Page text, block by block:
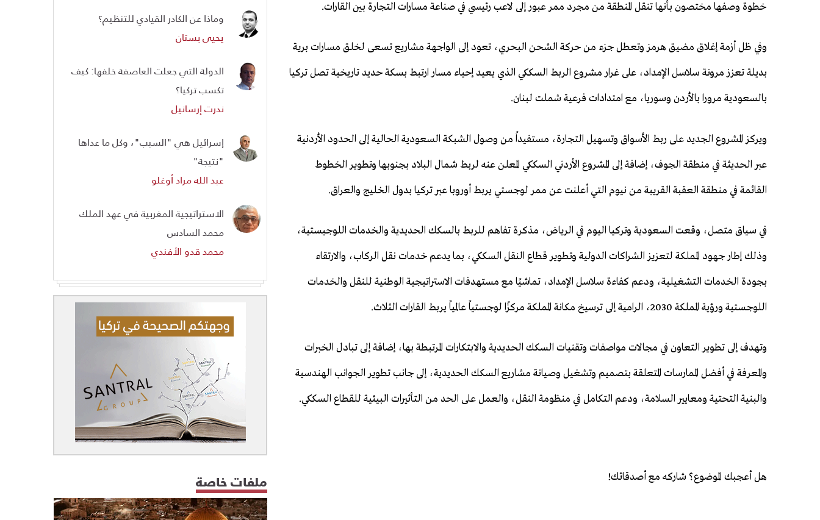
خطوة وصفها مختصون بأنها تنقل المنطقة من مجرد ممر عبور إلى لاعب رئيسي في صناعة مسارات التجارة بين القارات.
وفي ظل أزمة إغلاق مضيق هرمز وتعطل جزء من حركة الشحن البحري، تعود إلى الواجهة مشاريع تسعى لخلق مسارات برية
بديلة تعزز مرونة سلاسل الإمداد، على غرار مشروع الربط السككي الذي يعيد إحياء مسار ارتبط بسكة حديد تاريخية تصل تركيا
بالسعودية مرورا بالأردن وسوريا، مع امتدادات فرعية شملت لبنان.
ويركز المشروع الجديد على ربط الأسواق وتسهيل التجارة، مستفيداً من وصول الشبكة السعودية الحالية إلى الحدود الأردنية
عبر الحديثة في منطقة الجوف، إضافة إلى المشروع الأردني السككي المعلن عنه لربط شمال البلاد بجنوبها وتطوير الخطوط
القائمة في منطقة العقبة القريبة من نيوم التي أعلنت عن ممر لوجستي يربط أوروبا عبر تركيا بدول الخليج والعراق.
في سياق متصل، وقعت السعودية وتركيا اليوم في الرياض، مذكرة تفاهم للربط بالسكك الحديدية والخدمات اللوجيستية،
وذلك إطار جهود المملكة لتعزيز الشراكات الدولية وتطوير قطاع النقل السككي، بما يدعم خدمات نقل الركاب، والارتقاء
بجودة الخدمات التشغيلية، ودعم كفاءة سلاسل الإمداد، تماشيًا مع مستهدفات الاستراتيجية الوطنية للنقل والخدمات
اللوجستية ورؤية المملكة 2030، الرامية إلى ترسيخ مكانة المملكة مركزًا لوجستياً عالمياً يربط القارات الثلاث.
وتهدف إلى تطوير التعاون في مجالات مواصفات وتقنيات السكك الحديدية والابتكارات المرتبطة بها، إضافة إلى تبادل الخبرات
والمعرفة في أفضل الممارسات المتعلقة بتصميم وتشغيل وصيانة مشاريع السكك الحديدية، إلى جانب تطوير الجوانب الهندسية
والبنية التحتية ومعايير السلامة، ودعم التكامل في منظومة النقل، والعمل على الحد من التأثيرات البيئية للقطاع السككي.
هل أعجبك الموضوع؟ شاركه مع أصدقائك!
وماذا عن الكادر القيادي للتنظيم؟
يحيى بستان
الدولة التي جعلت العاصفة خلفها: كيف
تكسب تركيا؟
ندرت إرسانيل
إسرائيل هي "السبب"، وكل ما عداها
"نتيجة"
عبد الله مراد أوغلو
الاستراتيجية المغربية في عهد الملك
محمد السادس
محمد قدو الأفندي
ملفات خاصة